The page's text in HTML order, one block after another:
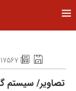
17567
تصاویر/ سیستم